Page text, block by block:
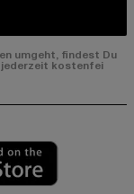
umgeht, findest Du
jederzeit kostenfei